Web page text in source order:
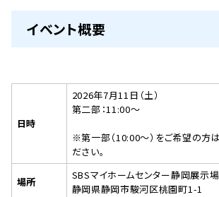
イベント概要
日時
2026年7月11日（土）
第二部：11:00～
※第一部（10:00～）をご希望の方は
ださい。
場所
SBSマイホームセンター静岡展示
静岡県静岡市駿河区桃園町1-1